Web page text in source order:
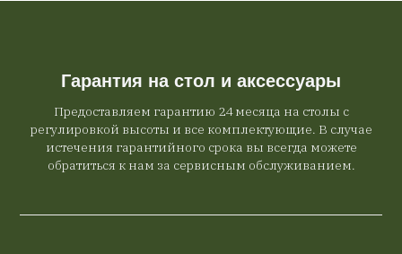
Гарантия на стол и аксессуары
Предоставляем гарантию 24 месяца на столы с
регулировкой высоты и все комплектующие. В случае
истечения гарантийного срока вы всегда можете
обратиться к нам за сервисным обслуживанием.